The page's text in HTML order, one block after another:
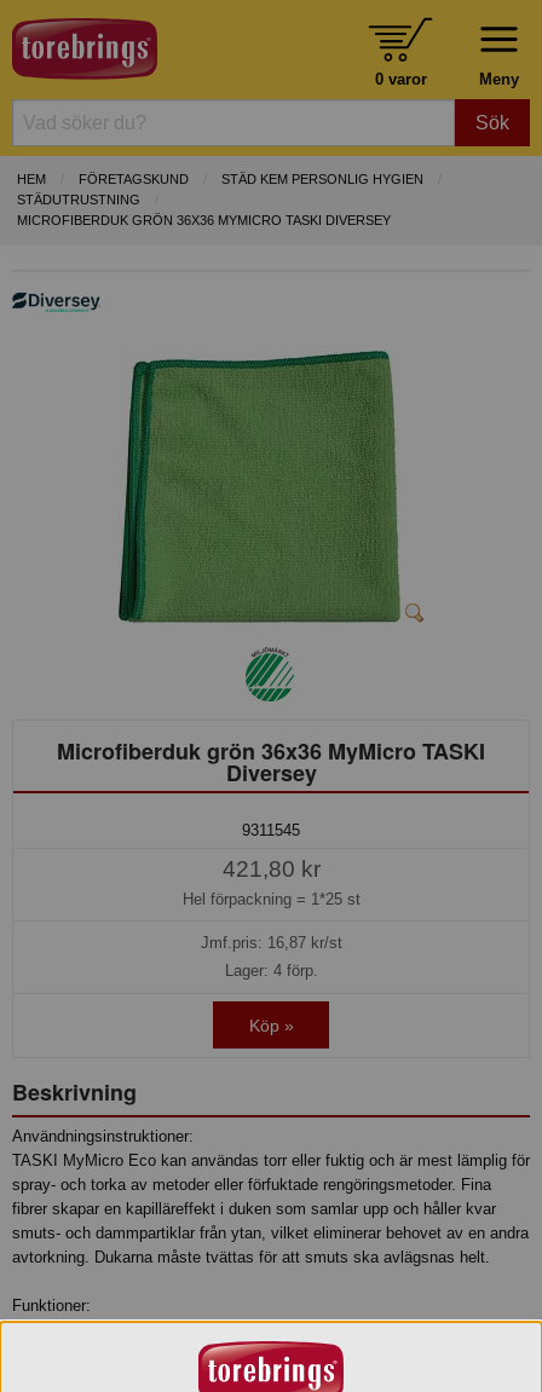
Meny
0 varor
Sök
HEM FÖRETAGSKUND
STÄD KEM PERSONLIG HYGIEN
STÄDUTRUSTNING
MICROFIBERDUK GRÖN 36X36 MYMICRO TASKI DIVERSEY
Microfiberduk grön 36x36 MyMicro TASKI
Diversey
9311545
421,80 kr
Hel förpackning = 1*25 st
Jmf.pris: 16,87kr/st
Lager: 4 förp.
Köp »
Beskrivning
Användningsinstruktioner:
TASKI MyMicro Eco kan användas torr eller fuktig och är mest lämplig för
spray- och torka av metoder eller förfuktade rengöringsmetoder. Fina
fibrer skapar en kapilläreffekt i duken som samlar upp och håller kvar
smuts- och dammpartiklar från ytan, vilket eliminerar behovet av en andra
avtorkning. Dukarna måste tvättas för att smuts ska avlägsnas helt.
Funktioner:
Utmärkta dammuppsamlingsegenskaper
Färgkodade för att förhindra korskontaminering